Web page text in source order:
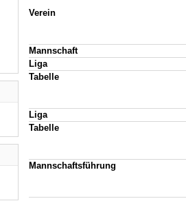
Verein
Mannschaft
Liga
Tabelle
Liga
Tabelle
Mannschaftsführung